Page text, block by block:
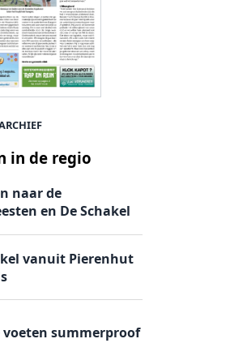
in de regio
naar de
en De Schakel
vanuit Pierenhut
voeten summerproof